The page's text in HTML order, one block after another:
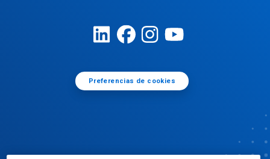
Preferencias de cookies